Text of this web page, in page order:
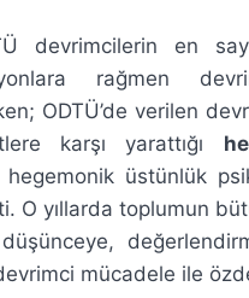
devrimcilerin en
rağmen
ODTÜ’de verilen
karşı yarattığı
üstünlük
O yıllarda toplumun
mücadele ile